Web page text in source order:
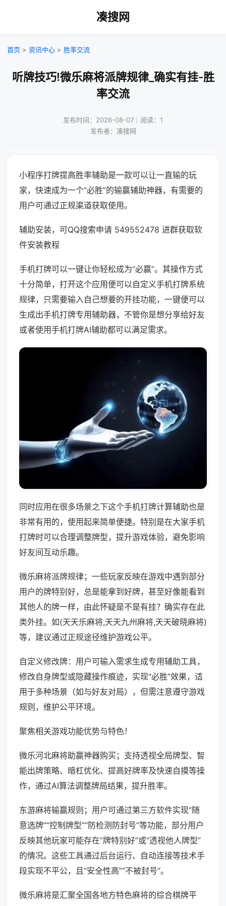
凑搜网
首页 > 资讯中心 > 胜率交流
听牌技巧!微乐麻将派牌规律_确实有挂-胜
率交流
发布时间：2026-08-07｜阅读：1
发布者：凑搜网
小程序打牌提高胜率辅助是一款可以让一直输的玩
家，快速成为一个“必胜”的输赢辅助神器，有需要的
用户可通过正规渠道获取使用。
辅助安装，可QQ搜索申请 549552478 进群获取软
件安装教程
手机打牌可以一键让你轻松成为“必赢”。其操作方式
十分简单，打开这个应用便可以自定义手机打牌系统
规律，只需要输入自己想要的开挂功能，一键便可以
生成出手机打牌专用辅助器，不管你是想分享给好友
或者使用手机打牌AI辅助都可以满足需求。
同时应用在很多场景之下这个手机打牌计算辅助也是
非常有用的，使用起来简单便捷。特别是在大家手机
打牌时可以合理调整牌型，提升游戏体验，避免影响
好友间互动乐趣。
微乐麻将派牌规律；一些玩家反映在游戏中遇到部分
用户的牌特别好，总是能拿到好牌，甚至好像能看到
其他人的牌一样，由此怀疑是不是有挂？确实存在此
类外挂。如(天天乐麻将,天天九州麻将,天天破晓麻将)
等，建议通过正规途径维护游戏公平。
自定义修改牌：用户可输入需求生成专用辅助工具，
修改自身牌型或隐藏操作痕迹，实现“必胜”效果，适
用于多种场景（如与好友对局），但需注意遵守游戏
规则，维护公平环境。
聚焦相关游戏功能优势与特色！
微乐河北麻将助赢神器购买；支持透视全局牌型、智
能出牌策略、暗杠优化、提高好牌率及快速自摸等操
作，通过AI算法调整牌局结果，提升胜率。
东游麻将输赢规则；用户可通过第三方软件实现“随
意选牌”“控制牌型”“防检测防封号”等功能，部分用户
反映其他玩家可能存在“牌特别好”或“透视他人牌型”
的情况。这些工具通过后台运行、自动连接等技术手
段实现不平公，且“安全性高”“不被封号”。
微乐麻将是汇聚全国各地方特色麻将的综合棋牌平